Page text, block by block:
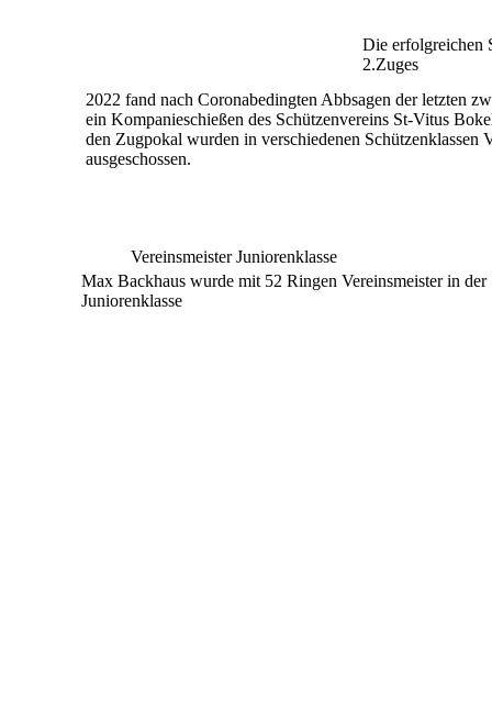
2022 fand nach Coronabedingten Abbsagen der letzten
ein Kompanieschießen des Schützenvereins St-Vitus
den Zugpokal wurden in verschiedenen Schützenklassen
ausgeschossen.
Vereinsmeister Juniorenklasse
Max Backhaus wurde mit 52 Ringen Vereinsmeister in der
Juniorenklasse
Die erfolgreichen
2.Zuges